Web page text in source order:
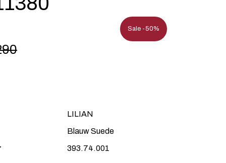
Sale -50%
LILIAN
Blauw Suede
393.74.001